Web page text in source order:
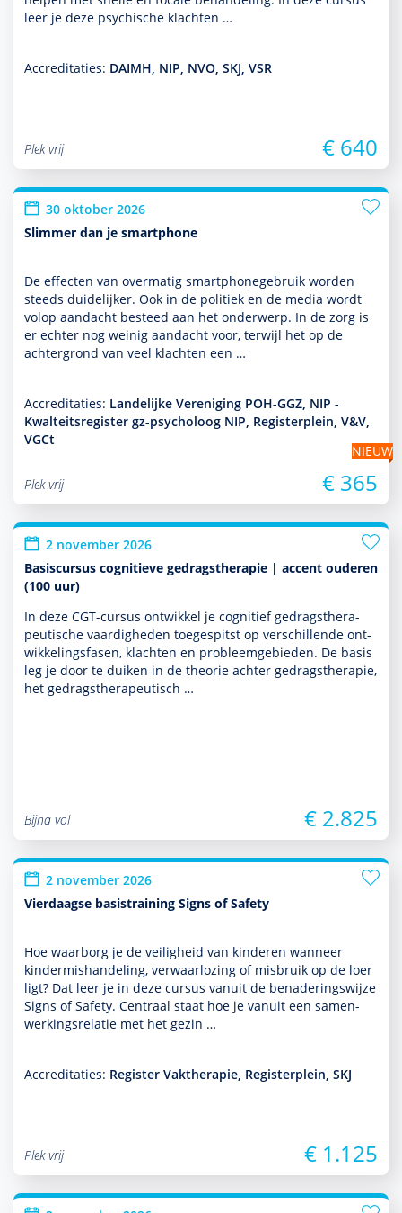
leer je deze psychische klachten …
Accreditaties: DAIMH, NIP, NVO, SKJ, VSR
Plek vrij € 640
30 oktober 2026
Slimmer dan je smartphone
De effecten van overmatig smartphonegebruik worden
steeds duide­lijker. Ook in de politiek en de media wordt
volop aan­dacht besteed aan het onder­werp. In de zorg is
er echter nog weinig aan­dacht voor, terwijl het op de
achter­grond van veel klachten een …
Accreditaties: Landelijke Vereniging POH-GGZ, NIP -
Kwalteitsregister gz-psycholoog NIP, Registerplein, V&V,
VGCt
NIEUW
Plek vrij
€ 365
2 november 2026
Basiscursus cognitieve gedragstherapie | accent ouderen
(100 uur)
In deze CGT-cursus ontwik­kel je cognitief gedrags­thera­
peu­tische vaar­dig­heden toegespitst op ver­schil­lende ont­
wikke­lingsfasen, klachten en probleemgebieden. De basis
leg je door te duiken in de theorie achter gedrags­thera­pie,
het gedrags­thera­peu­tisch …
Bijna vol € 2.825
2 november 2026
Vierdaagse basistraining Signs of Safety
Hoe waarborg je de veiligheid van kin­de­ren wanneer
kinder­mis­handeling, verwaarlozing of misbruik op de loer
ligt? Dat leer je in deze cursus vanuit de benade­ringswijze
Signs of Safety. Centraal staat hoe je vanuit een samen­
wer­kingsrelatie met het gezin …
Accreditaties: Register Vaktherapie, Registerplein, SKJ
Plek vrij € 1.125